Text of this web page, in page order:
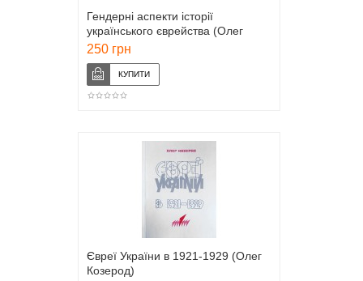
Гендерні аспекти історії
українського єврейства (Олег
Козерод)
250 грн
Євреї України в 1921-1929 (Олег
Козерод)